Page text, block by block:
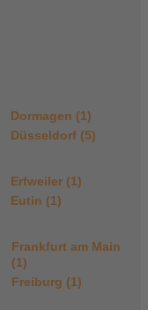
Dormagen (1)
Düsseldorf (5)
Erfweiler (1)
Eutin (1)
Frankfurt am Main
(1)
Freiburg (1)